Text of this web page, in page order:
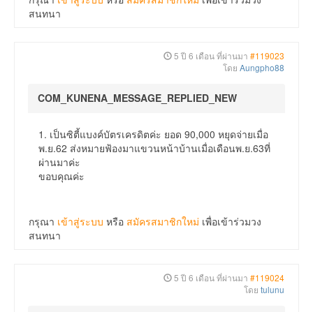
สนทนา
5 ปี 6 เดือน ที่ผ่านมา #119023
โดย Aungpho88
COM_KUNENA_MESSAGE_REPLIED_NEW
1. เป็นซิตี้แบงค์บัตรเครดิตค่ะ ยอด 90,000 หยุดจ่ายเมื่อ
พ.ย.62 ส่งหมายฟ้องมาแขวนหน้าบ้านเมื่อเดือนพ.ย.63ที่
ผ่านมาค่ะ
ขอบคุณค่ะ
กรุณา เข้าสู่ระบบ หรือ สมัครสมาชิกใหม่ เพื่อเข้าร่วมวง
สนทนา
5 ปี 6 เดือน ที่ผ่านมา #119024
โดย tulunu